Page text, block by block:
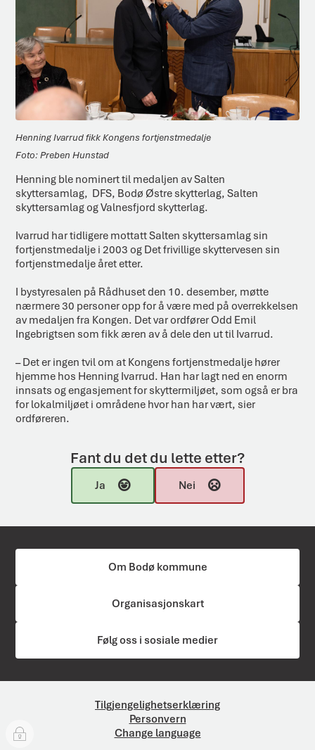
Henning Ivarrud fikk Kongens fortjenstmedalje
Preben Hunstad
Henning ble nominert til medaljen av Salten
skyttersamlag, DFS, Bodø Østre skytterlag, Salten
skyttersamlag og Valnesfjord skytterlag.
Ivarrud har tidligere mottatt Salten skyttersamlag sin
fortjenstmedalje i 2003 og Det frivillige skyttervesen sin
fortjenstmedalje året etter.
I bystyresalen på Rådhuset den 10. desember, møtte
nærmere 30 personer opp for å være med på overrekkelsen
av medaljen fra Kongen. Det var ordfører Odd Emil
Ingebrigtsen som fikk æren av å dele den ut til Ivarrud.
– Det er ingen tvil om at Kongens fortjenstmedalje hører
hjemme hos Henning Ivarrud. Han har lagt ned en enorm
innsats og engasjement for skyttermiljøet, som også er bra
for lokalmiljøet i områdene hvor han har vært, sier
ordføreren.
Fant du det du lette etter?
Ja Nei
Om Bodø kommune
Organisasjonskart
Følg oss i sosiale medier
Tilgjengelighetserklæring
Personvern
Change language
I